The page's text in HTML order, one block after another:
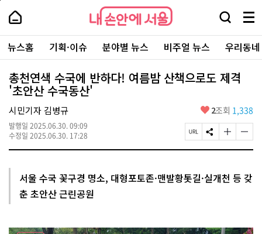
본
로
가
내
손
안
에
서
울
-
서
울
시
대
표
소
통
포
내
손
에
울
검
창
열
기
메
뉴
전
체
보
주
요
서
뉴스홈 기획·이슈 분야별 뉴스 비주얼 뉴스 우리동
총천연색 수국에 반하다! 여름밤 산책으로도 제격
'초안산 수국동산'
시민기자 김병규
발행일 2025.06.30. 09:09
수정일 2025.06.30. 17:28
좋
요
2조회 1,338
페
이
R
L
S
N
유
하
글
자
크
게
기
글
자
작
게
기
서울 수국 꽃구경 명소, 대형포토존·맨발황톳길·실개천 등 갖
춘 초안산 근린공원
페
상
단
로